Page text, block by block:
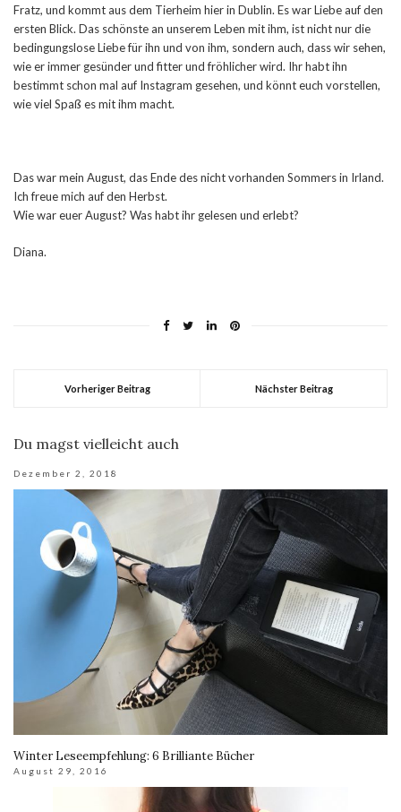
Fratz, und kommt aus dem Tierheim hier in Dublin. Es war Liebe auf den
ersten Blick. Das schönste an unserem Leben mit ihm, ist nicht nur die
bedingungslose Liebe für ihn und von ihm, sondern auch, dass wir sehen,
wie er immer gesünder und fitter und fröhlicher wird. Ihr habt ihn
bestimmt schon mal auf Instagram gesehen, und könnt euch vorstellen,
wie viel Spaß es mit ihm macht.
Das war mein August, das Ende des nicht vorhanden Sommers in Irland.
Ich freue mich auf den Herbst.
Wie war euer August? Was habt ihr gelesen und erlebt?
Diana.
Vorheriger Beitrag Nächster Beitrag
Du magst vielleicht auch
Dezember 2, 2018
Winter Leseempfehlung: 6 Brilliante Bücher
August 29, 2016